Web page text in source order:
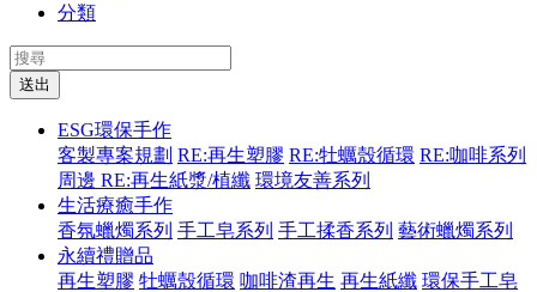
分類
送出
ESG環保手作
客製專案規劃 RE:再生塑膠 RE:牡蠣殼循環 RE:咖啡系列
周邊 RE:再生紙漿/植纖 環境友善系列
生活療癒手作
香氛蠟燭系列 手工皂系列 手工揉香系列 藝術蠟燭系列
永續禮贈品
再生塑膠 牡蠣殼循環 咖啡渣再生 再生紙纖 環保手工皂